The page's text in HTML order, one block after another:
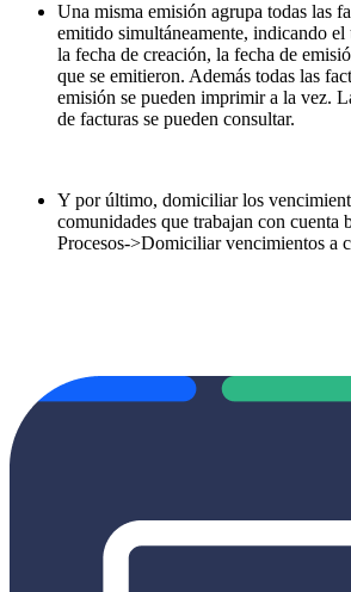
Una misma emisión agrupa todas las
emitido simultáneamente, indicando el
la fecha de creación, la fecha de
que se emitieron. Además todas las
emisión se pueden imprimir a la vez.
de facturas se pueden consultar.
Y por último, domiciliar los
comunidades que trabajan con cuenta
Procesos->Domiciliar vencimientos a